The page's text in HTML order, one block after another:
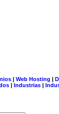
| Web Hosting |
| Industrias |